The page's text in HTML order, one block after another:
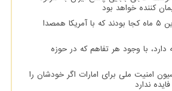
کننده خواهد بود
سلبریتی ها بگویند در این ۵ ماه کجا بودند که با آمریکا همصدا
با وجود هر تفاهم که در حوزه
امنیت ملی برای امارات اگر خودشان را
ندارد